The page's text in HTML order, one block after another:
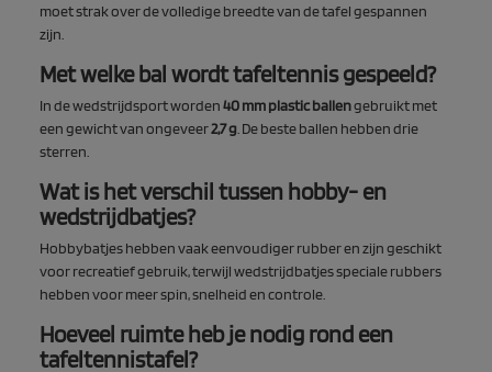
moet strak over de volledige breedte van de tafel gespannen
zijn.
Met welke bal wordt tafeltennis gespeeld?
In de wedstrijdsport worden40 mm plastic ballengebruikt met
een gewicht van ongeveer2,7 g . De beste ballen hebben drie
sterren.
Wat is het verschil tussen hobby- en
wedstrijdbatjes?
Hobbybatjes hebben vaak eenvoudiger rubber en zijn geschikt
voor recreatief gebruik, terwijl wedstrijdbatjes speciale rubbers
hebben voor meer spin, snelheid en controle.
Hoeveel ruimte heb je nodig rond een
tafeltennistafel?